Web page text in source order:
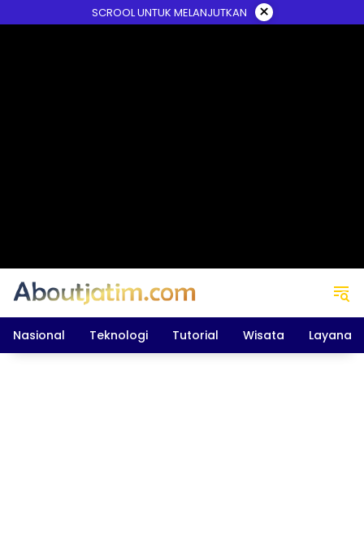
to
SCROOL UNTUK MELANJUTKAN ×
Nasional Teknologi Tutorial Wisata Layanan